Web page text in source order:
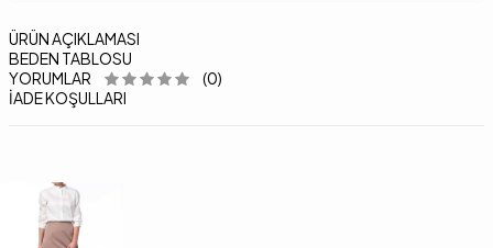
ÜRÜN AÇIKLAMASI
BEDEN TABLOSU
YORUMLAR
(0)
İADE KOŞULLARI